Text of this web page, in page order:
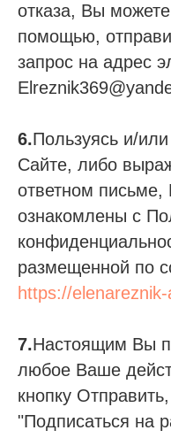
отказа, Вы
помощью,
запрос на адрес
6.Пользуясь и/
Сайте, либо
ответном письме,
ознакомлены с
размещенной по
https://
7.Настоящим Вы
любое Ваше
кнопку
"Подписаться на